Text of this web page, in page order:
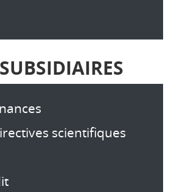
scientifiques